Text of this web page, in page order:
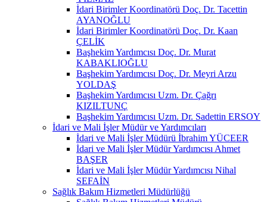
İdari Birimler Koordinatörü Doç. Dr. Tacettin
AYANOĞLU
İdari Birimler Koordinatörü Doç. Dr. Kaan
ÇELİK
Başhekim Yardımcısı Doç. Dr. Murat
KABAKLIOĞLU
Başhekim Yardımcısı Doç. Dr. Meyri Arzu
YOLDAŞ
Başhekim Yardımcısı Uzm. Dr. Çağrı
KIZILTUNÇ
Başhekim Yardımcısı Uzm. Dr. Sadettin ERSOY
İdari ve Mali İşler Müdür ve Yardımcıları
İdari ve Mali İşler Müdürü İbrahim YÜCEER
İdari ve Mali İşler Müdür Yardımcısı Ahmet
BAŞER
İdari ve Mali İşler Müdür Yardımcısı Nihal
SEFAİN
Sağlık Bakım Hizmetleri Müdürlüğü